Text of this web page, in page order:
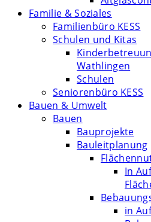
Familie & Soziales
Familienbüro KESS
Schulen und Kitas
Wathlingen
Schulen
Seniorenbüro KESS
Bauen & Umwelt
Bauen
Bauprojekte
Bauleitplanung
In
in